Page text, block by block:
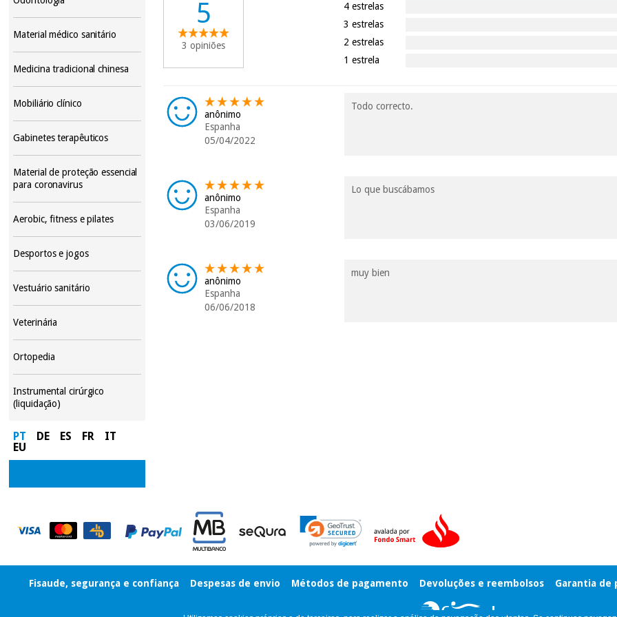
Material médico sanitário
Medicina tradicional chinesa
Mobiliário clínico
Gabinetes terapêuticos
Material de proteção essencial
para coronavirus
Aerobic, fitness e pilates
Desportos e jogos
Vestuário sanitário
Veterinária
Ortopedia
Instrumental cirúrgico
(liquidação)
PT DE ES FR
IT
EU
5
3 opiniões
4 estrelas
3 estrelas
2 estrelas
1 estrela
anônimo
Espanha
05/04/2022
Todo correcto.
anônimo
Espanha
03/06/2019
Lo que buscábamos
anônimo
Espanha
06/06/2018
muy bien
Fisaude, segurança e confiança Despesas de envio Métodos de pagamento Devoluções e reembolsos Garantia de